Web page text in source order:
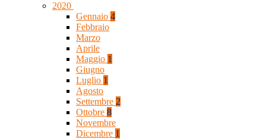
2020
Gennaio 4
Febbraio
Marzo
Aprile
Maggio 1
Giugno
Luglio 1
Agosto
Settembre 2
Ottobre 8
Novembre
Dicembre 1